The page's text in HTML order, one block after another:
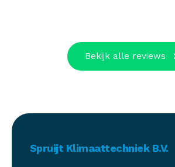
Bekijk alle reviews
Spruijt Klimaattechniek B.V.